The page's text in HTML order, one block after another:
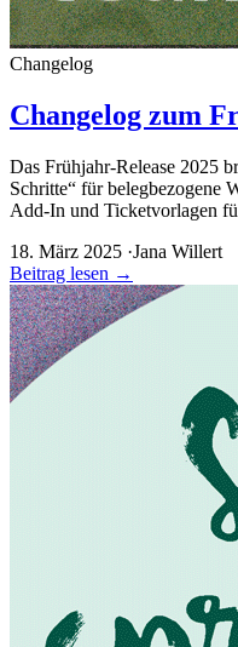
Changelog
Changelog zum
Das Frühjahr-Release 2025
Schritte“ für belegbezogene
Add-In und Ticketvorlagen
18. März 2025 ·Jana Willert
Beitrag lesen →